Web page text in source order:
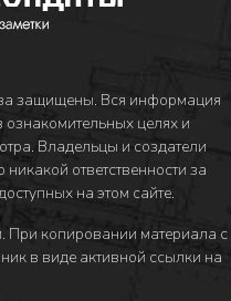
защищены. Вся информация
целях и
Владельцы и создатели
ответственности за
на этом сайте.
. При копировании материала с
в виде активной ссылки на